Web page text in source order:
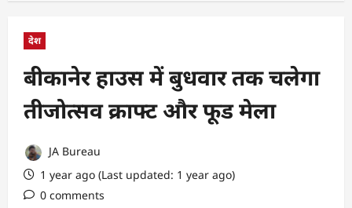
देश
बीकानेर हाउस में बुधवार तक चलेगा
तीजोत्सव क्राफ्ट और फूड मेला
JA Bureau
1 year ago (Last updated: 1 year ago)
0 comments